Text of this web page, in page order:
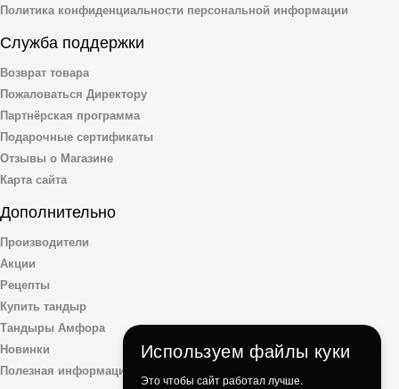
Политика конфиденциальности персональной информации
Служба поддержки
Возврат товара
Пожаловаться Директору
Партнёрская программа
Подарочные сертификаты
Отзывы о Магазине
Карта сайта
Дополнительно
Производители
Акции
Рецепты
Купить тандыр
Тандыры Амфора
Новинки
Полезная информация
Используем файлы куки
Это чтобы сайт работал лучше.